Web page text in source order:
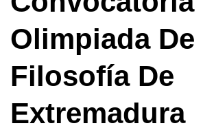
Olimpiada De
Filosofía De
Extremadura